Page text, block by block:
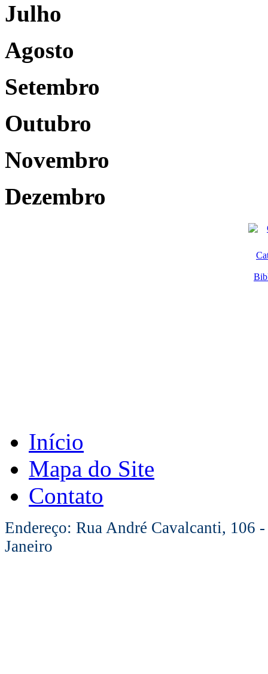
Julho
Agosto
Setembro
Outubro
Novembro
Dezembro
Início
Mapa do Site
Contato
Endereço: Rua André Cavalcanti, 106
Janeiro